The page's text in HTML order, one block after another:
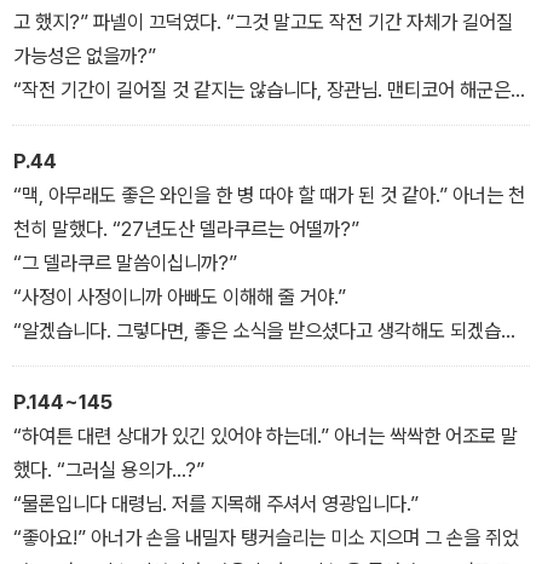
와 그레이슨의 승리로 끝났다. 온갖 영예의 대상이 되었지만 심각한
부상을 안고 귀국한 아너는 고향 행성인 스핑크스에서 1년 가까이 요
양하던 중에 맨티코어 왕립해군을 상징하는 최신예 순양전함 <나이
고 했지?” 파넬이 끄덕였다. “그것 말고도 작전 기간 자체가 길어질
가능성은 없을까?”
“작전 기간이 길어질 것 같지는 않습니다, 장관님. 맨티코어 해군은
규모상 도저히 우리와 같은 수준의 손실을 감당할 여력이 없습니다.
따라서 손실 비율이 맨티코어에 유리한 쪽으로 엄청나게 기울지 않는
이상, 이 전쟁은 단기전으로 끝날 겁니다.”
P.44
“맥, 아무래도 좋은 와인을 한 병 따야 할 때가 된 것 같아.” 아너는 천
천히 말했다. “27년도산 델라쿠르는 어떨까?”
“그 델라쿠르 말씀이십니까?”
“사정이 사정이니까 아빠도 이해해 줄 거야.”
“알겠습니다. 그렇다면, 좋은 소식을 받으셨다고 생각해도 되겠습니
까?”
“물론 그렇게 생각해도 좋아.” 아너는 헛기침을 하고 거의 경건해 보
일 정도의 동작으로 서류를 쓰다듬었다. “맥, 현명하신 의무국에서 내
게 드디어 복무 적격 판정을 내렸고, 코르테스 제독은 내가 지휘할 배
를 찾아줬어.” 아너는 고개를 홱 들더니 환희에 찬 얼굴로 활짝 웃었
다. “그것도 <나이키(Nike)>를!”
P.144~145
“하여튼 대련 상대가 있긴 있어야 하는데.” 아너는 싹싹한 어조로 말
했다. “그러실 용의가…?”
“물론입니다 대령님. 저를 지목해 주셔서 영광입니다.”
“좋아요!” 아너가 손을 내밀자 탱커슬리는 미소 지으며 그 손을 쥐었